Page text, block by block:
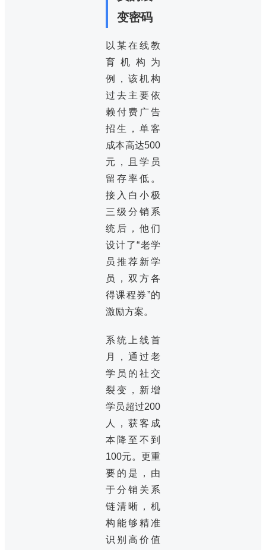
变密码
以某在线教
育机构为
例，该机构
过去主要依
赖付费广告
招生，单客
成本高达500
元，且学员
留存率低。
接入白小极
三级分销系
统后，他们
设计了“老学
员推荐新学
员，双方各
得课程券”的
激励方案。
系统上线首
月，通过老
学员的社交
裂变，新增
学员超过200
人，获客成
本降至不到
100元。更重
要的是，由
于分销关系
链清晰，机
构能够精准
识别高价值